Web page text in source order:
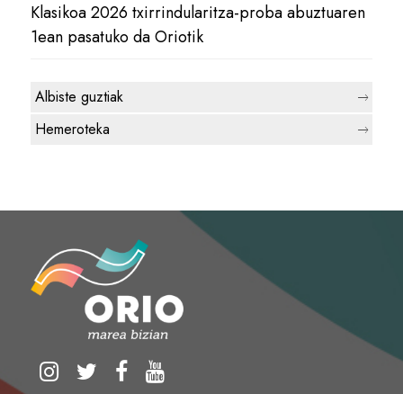
Klasikoa 2026 txirrindularitza-proba abuztuaren
1ean pasatuko da Oriotik
Albiste guztiak
Hemeroteka